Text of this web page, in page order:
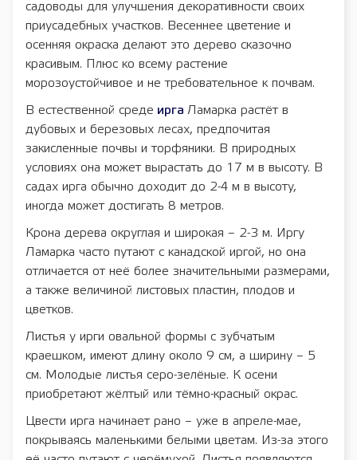
садоводы для улучшения декоративности своих
приусадебных участков. Весеннее цветение и
осенняя окраска делают это дерево сказочно
красивым. Плюс ко всему растение
морозоустойчивое и не требовательное к почвам.
В естественной среде ирга Ламарка растёт в
дубовых и березовых лесах, предпочитая
закисленные почвы и торфяники. В природных
условиях она может вырастать до 17 м в высоту. В
садах ирга обычно доходит до 2-4 м в высоту,
иногда может достигать 8 метров.
Крона дерева округлая и широкая – 2-3 м. Иргу
Ламарка часто путают с канадской иргой, но она
отличается от неё более значительными размерами,
а также величиной листовых пластин, плодов и
цветков.
Листья у ирги овальной формы с зубчатым
краешком, имеют длину около 9 см, а ширину – 5
см. Молодые листья серо-зелёные. К осени
приобретают жёлтый или тёмно-красный окрас.
Цвести ирга начинает рано – уже в апреле-мае,
покрываясь маленькими белыми цветам. Из-за этого